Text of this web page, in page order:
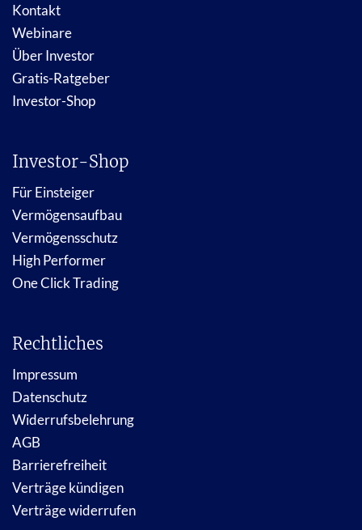
Kontakt
Webinare
Über Investor
Gratis-Ratgeber
Investor-Shop
Investor-Shop
Für Einsteiger
Vermögensaufbau
Vermögensschutz
High Performer
One Click Trading
Rechtliches
Impressum
Datenschutz
Widerrufsbelehrung
AGB
Barrierefreiheit
Verträge kündigen
Verträge widerrufen